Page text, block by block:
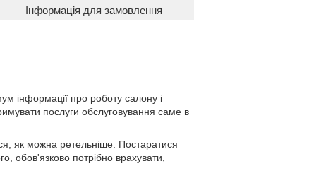
Інформація для замовлення
інформації про роботу салону і
послуги обслуговування саме в
як можна ретельніше. Постаратися
обов'язково потрібно врахувати,